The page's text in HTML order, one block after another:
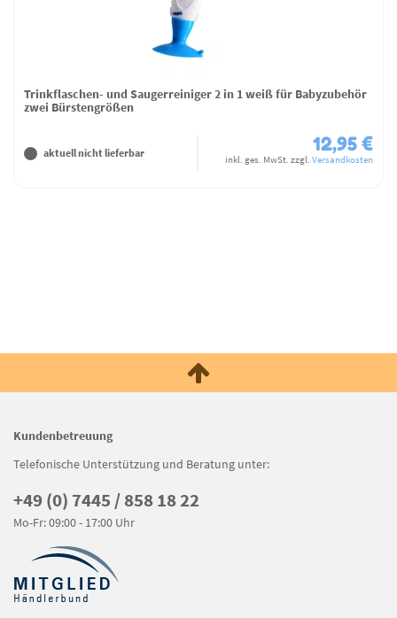
Trinkflaschen- und Saugerreiniger 2 in 1 weiß für Babyzubehör
zwei Bürstengrößen
aktuell nicht lieferbar 12,95 €
inkl. ges. MwSt. zzgl. Versandkosten
Kundenbetreuung
Telefonische Unterstützung und Beratung unter:
+49 (0) 7445 / 858 18 22
Mo-Fr: 09:00 - 17:00 Uhr